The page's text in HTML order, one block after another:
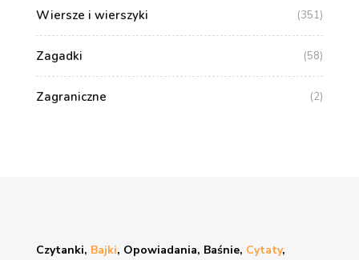
Wiersze i wierszyki (351)
Zagadki (58)
Zagraniczne (2)
Czytanki, Bajki, Opowiadania, Baśnie, Cytaty,